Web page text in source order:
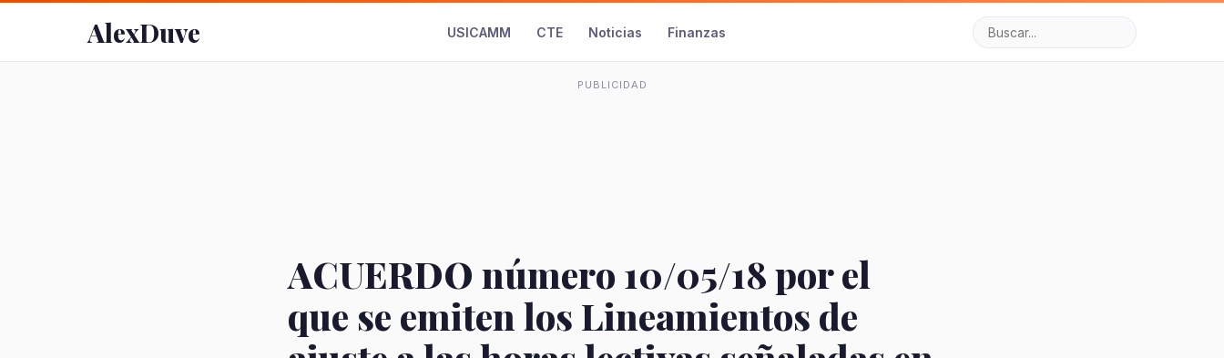
AlexDuve USICAMM CTE Noticias Finanzas
PUBLICIDAD
ACUERDO número 10/05/18 por el
que se emiten los Lineamientos de